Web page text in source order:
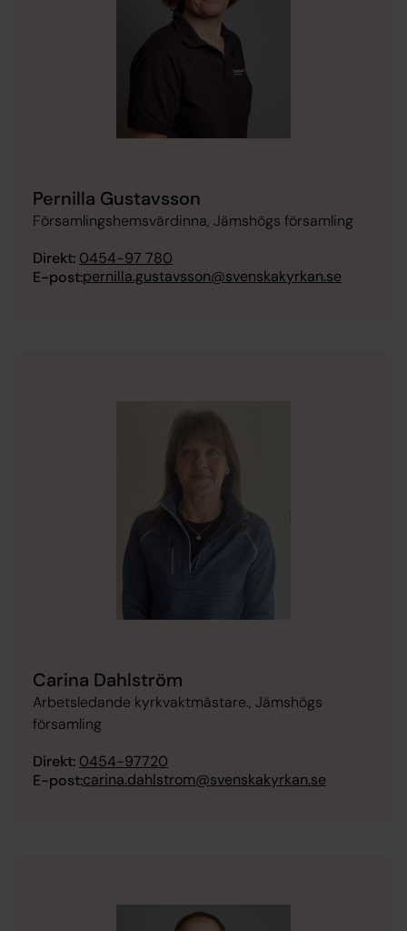
Pernilla Gustavsson
Församlingshemsvärdinna, Jämshögs församling
Direkt: 0454-97 780
E-post:pernilla.gustavsson@svenskakyrkan.se
Carina Dahlström
Arbetsledande kyrkvaktmästare., Jämshögs
församling
Direkt: 0454-97720
E-post:carina.dahlstrom@svenskakyrkan.se